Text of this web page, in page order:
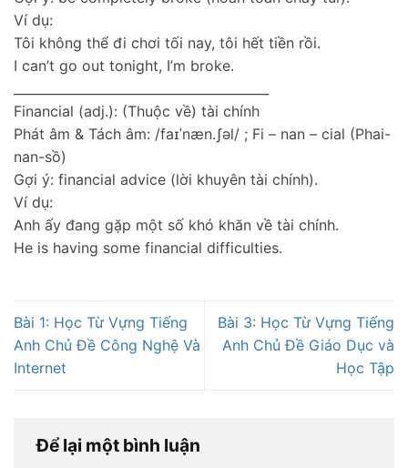
Ví dụ:
Tôi không thể đi chơi tối nay, tôi hết tiền rồi.
I can’t go out tonight, I’m broke.
Financial (adj.): (Thuộc về) tài chính
Phát âm & Tách âm: /faɪˈnæn.ʃəl/ ; Fi – nan – cial (Phai-
nan-sồ)
Gợi ý: financial advice (lời khuyên tài chính).
Ví dụ:
Anh ấy đang gặp một số khó khăn về tài chính.
He is having some financial difficulties.
Bài 1: Học Từ Vựng Tiếng
Anh Chủ Đề Công Nghệ Và
Internet
Bài 3: Học Từ Vựng Tiếng
Anh Chủ Đề Giáo Dục và
Học Tập
Để lại một bình luận